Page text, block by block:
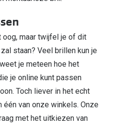
oog, maar twijfel je of dit
staan? Veel brillen kun je
je meteen hoe het
je online kunt passen
Toch liever in het echt
één van onze winkels. Onze
met het uitkiezen van